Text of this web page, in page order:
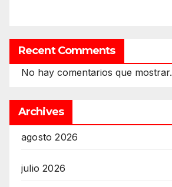
Recent Comments
No hay comentarios que mostrar.
Archives
agosto 2026
julio 2026